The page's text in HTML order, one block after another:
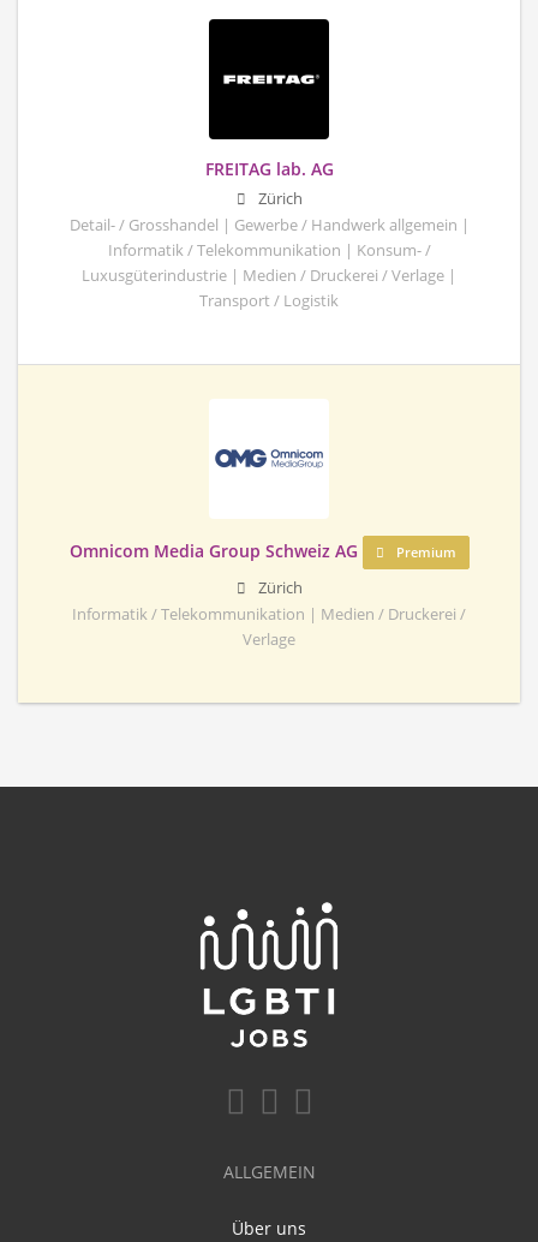
FREITAG lab. AG
Zürich
Detail- / Grosshandel | Gewerbe / Handwerk allgemein |
Informatik / Telekommunikation | Konsum- /
Luxusgüterindustrie | Medien / Druckerei / Verlage |
Transport / Logistik
Omnicom Media Group Schweiz AG Premium
Zürich
Informatik / Telekommunikation | Medien / Druckerei /
Verlage
ALLGEMEIN
Über uns